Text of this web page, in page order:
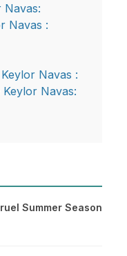
Navas:
Navas :
Navas :
Navas:
Summer Season